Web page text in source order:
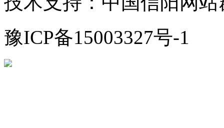
豫ICP备15003327号-1